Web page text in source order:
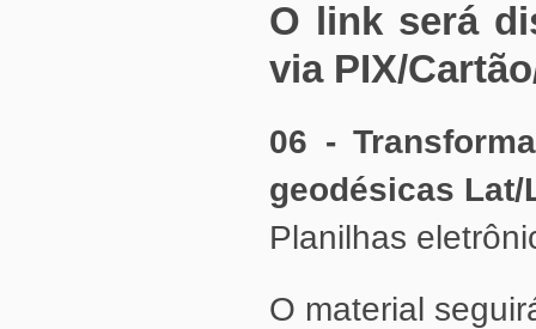
via PIX/
geodésicas Lat/
Planilhas
O material